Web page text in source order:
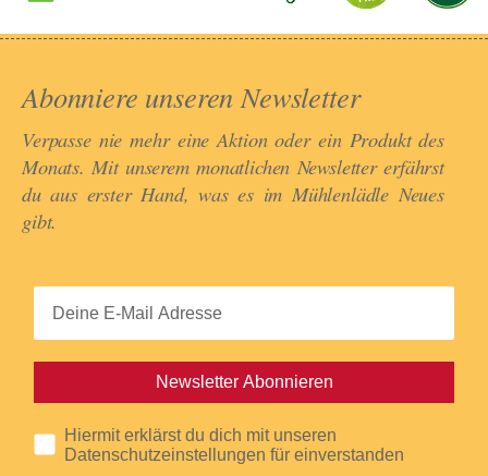
Abonniere unseren Newsletter​
Verpasse nie mehr eine Aktion oder ein Produkt des
Monats. Mit unserem monatlichen Newsletter erfährst
du aus erster Hand, was es im Mühlenlädle Neues
gibt.​
Newsletter Abonnieren
Hiermit erklärst du dich mit unseren
Datenschutzeinstellungen für einverstanden